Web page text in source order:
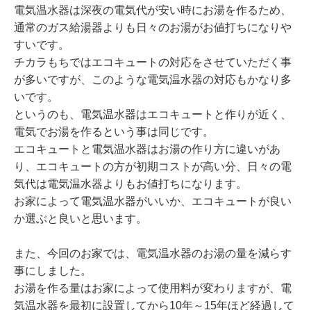
電気温水器は深夜の電気代が安い時にお湯を作るため、
通常のガス給湯器よりも日々のお湯がお値打ちになりや
すいです。
チカラもちではエコキュートの対応をさせていただく事
が多いですが、このような電気温水器の対応もかなり多
いです。
というのも、電気温水器はエコキュートと作りが近く、
電気でお湯を作るという事は同じです。
エコキュートと電気温水器はお湯の作り方に違いがあ
り、エコキュートの方が初期コストが高い分、日々の電
気代は電気温水器よりもお値打ちになります。
お家によって電気温水器がいいか、エコキュートが良い
か選ぶと良いと思います。
また、今回のお家では、電気温水器のお湯の量を減らす
事にしました。
お湯を作る量はお家によって使用料が変わりますが、電
気温水器を最初に設置してから10年～15年ほど経過して